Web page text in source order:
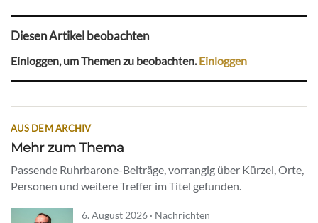
Diesen Artikel beobachten
Einloggen, um Themen zu beobachten.Einloggen
AUS DEM ARCHIV
Mehr zum Thema
Passende Ruhrbarone-Beiträge, vorrangig über Kürzel, Orte,
Personen und weitere Treffer im Titel gefunden.
6. August 2026 · Nachrichten